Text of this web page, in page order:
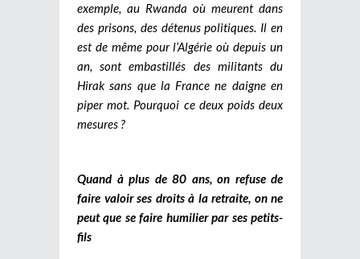
exemple, au Rwanda où meurent dans
des prisons, des détenus politiques. Il en
est de même pour l’Algérie où depuis un
an, sont embastillés des militants du
Hirak sans que la France ne daigne en
piper mot. Pourquoi ce deux poids deux
mesures ?
Quand à plus de 80 ans, on refuse de
faire valoir ses droits à la retraite, on ne
peut que se faire humilier par ses petits-
fils